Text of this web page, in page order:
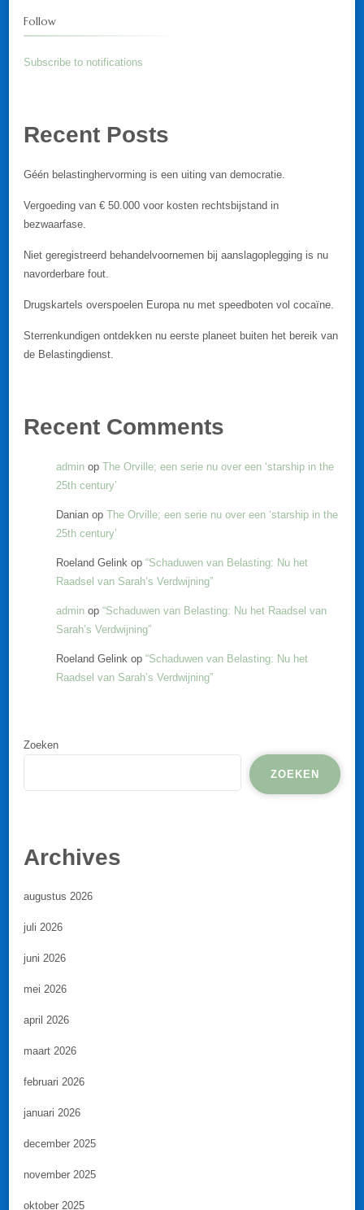
Follow
Subscribe to notifications
Recent Posts
Géén belastinghervorming is een uiting van democratie.
Vergoeding van € 50.000 voor kosten rechtsbijstand in
bezwaarfase.
Niet geregistreerd behandelvoornemen bij aanslagoplegging is nu
navorderbare fout.
Drugskartels overspoelen Europa nu met speedboten vol cocaïne.
Sterrenkundigen ontdekken nu eerste planeet buiten het bereik van
de Belastingdienst.
Recent Comments
admin op The Orville; een serie nu over een ‘starship in the
25th century’
Danian op The Orville; een serie nu over een ‘starship in the
25th century’
Roeland Gelink op “Schaduwen van Belasting: Nu het
Raadsel van Sarah’s Verdwijning”
admin op “Schaduwen van Belasting: Nu het Raadsel van
Sarah’s Verdwijning”
Roeland Gelink op “Schaduwen van Belasting: Nu het
Raadsel van Sarah’s Verdwijning”
Zoeken
ZOEKEN
Archives
augustus 2026
juli 2026
juni 2026
mei 2026
april 2026
maart 2026
februari 2026
januari 2026
december 2025
november 2025
oktober 2025